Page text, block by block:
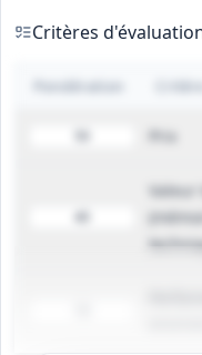
Critères
Pondération Critère
Prix